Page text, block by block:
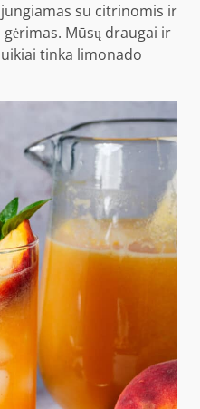
su citrinomis ir
Mūsų draugai ir
tinka limonado